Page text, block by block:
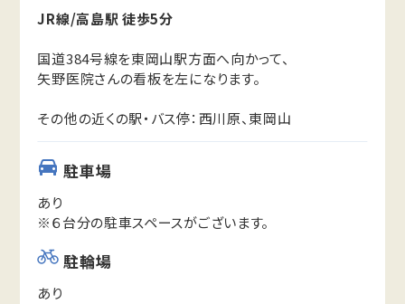
JR線/高島駅 徒歩5分
国道384号線を東岡山駅方面へ向かって、
矢野医院さんの看板を左になります。
その他の近くの駅・バス停：西川原、東岡山
駐車場
あり
※６台分の駐車スペースがございます。
駐輪場
あり